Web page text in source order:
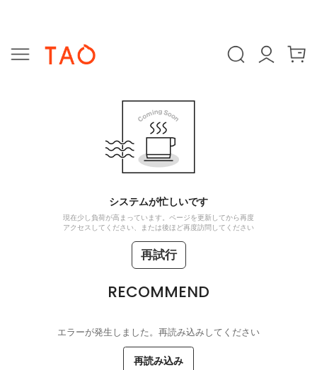
システムが忙しいです
現在少し負荷が高まっています。ページを更新してから再度
アクセスしてください、または後ほど再度訪問してください
再試行
RECOMMEND
エラーが発生しました。再読み込みしてください
再読み込み